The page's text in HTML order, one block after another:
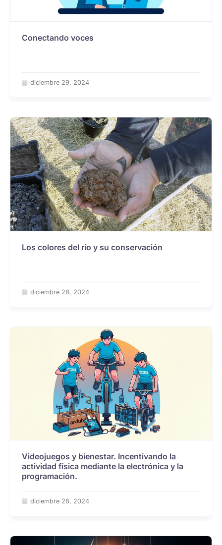
Conectando voces
diciembre 29, 2024
Los colores del río y su conservación
diciembre 28, 2024
Videojuegos y bienestar. Incentivando la
actividad física mediante la electrónica y la
programación.
diciembre 28, 2024